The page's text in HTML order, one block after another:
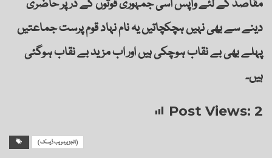
مقاصد کے لئے واپس اسی جمہوری قوتوں کے در پر حاضری
دینے سے بھی نہیں ہچکچاتیں یہ نام نہاد قوم پرست جماعتیں
پہلے بھی بے نقاب ہوچکی ہیں اور اب مزید بے نقاب ہوگئی
ہیں۔
Post Views: 2
( الجزیرہ ویب ڈیسک)